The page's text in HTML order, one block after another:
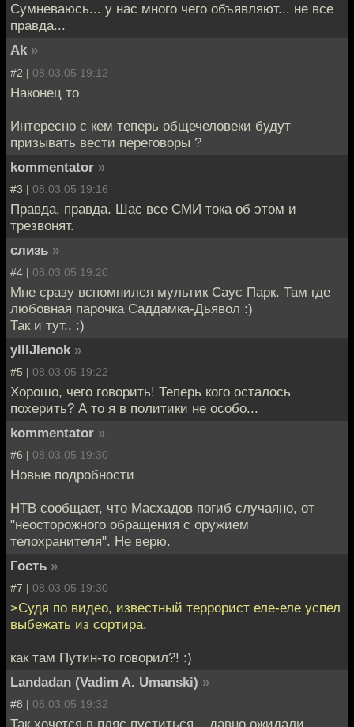
Сумневаюсь... у нас много чего объявляют... не все
правда...
Ak »
#2 | 08.03.05 19:12
Наконец то
Интересно с кем теперь общечеловеки будут
призывать вести переговоры ?
kommentator »
#3 | 08.03.05 19:16
Правда, правда. Шас все СМИ тока об этом и
трезвонят.
слизь »
#4 | 08.03.05 19:20
Мне сразу вспомнился мультик Саус Парк. Там где
любовная парочка Саддамка-Дьявол :)
Так и тут.. :)
ylllJIenok »
#5 | 08.03.05 19:22
Хорошо, чего говорить! Теперь кого осталось
похерить? А то я в политики не особо...
kommentator »
#6 | 08.03.05 19:30
Новые подробности
НТВ сообщает, что Масхадов погиб случаяно, от
"неосторожного обращения с оружием
телохранителя". Не верю.
Гость »
#7 | 08.03.05 19:30
>Судя по видео, известный террорист еле-еле успел
выбежать из сортира.
как там Путин-то говорил?! :)
Landadan (Vadim A. Umanski) »
#8 | 08.03.05 19:32
Так хочется в пляс пуститься... давно ожидали...